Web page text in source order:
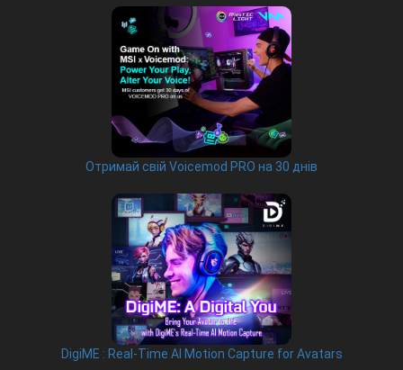
Отримай свій Voicemod PRO на 30 днів
DigiME : Real-Time AI Motion Capture for Avatars